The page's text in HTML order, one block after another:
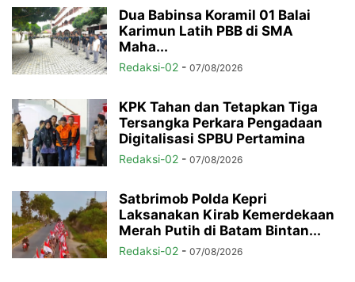
Dua Babinsa Koramil 01 Balai
Karimun Latih PBB di SMA
Maha...
Redaksi-02 - 07/08/2026
KPK Tahan dan Tetapkan Tiga
Tersangka Perkara Pengadaan
Digitalisasi SPBU Pertamina
Redaksi-02 - 07/08/2026
Satbrimob Polda Kepri
Laksanakan Kirab Kemerdekaan
Merah Putih di Batam Bintan...
Redaksi-02 - 07/08/2026